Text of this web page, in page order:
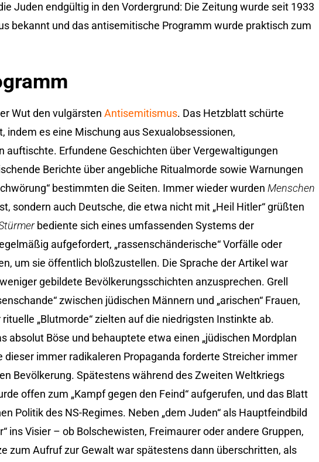
Juden endgültig in den Vordergrund: Die Zeitung wurde seit 1933
bekannt und das antisemitische Programm wurde praktisch zum
Wut den vulgärsten Antisemitismus. Das Hetzblatt schürte
indem es eine Mischung aus Sexualobsessionen,
Erfundene Geschichten über Vergewaltigungen
Berichte über angebliche Ritualmorde sowie Warnungen
bestimmten die Seiten. Immer wieder wurden Menschen
sondern auch Deutsche, die etwa nicht mit „Heil Hitler“ grüßten
bediente sich eines umfassenden Systems der
aufgefordert, „rassenschänderische“ Vorfälle oder
um sie öffentlich bloßzustellen. Die Sprache der Artikel war
gebildete Bevölkerungsschichten anzusprechen. Grell
zwischen jüdischen Männern und „arischen“ Frauen,
„Blutmorde“ zielten auf die niedrigsten Instinkte ab.
absolut Böse und behauptete etwa einen „jüdischen Mordplan
dieser immer radikaleren Propaganda forderte Streicher immer
Bevölkerung. Spätestens während des Zweiten Weltkriegs
offen zum „Kampf gegen den Feind“ aufgerufen, und das Blatt
Politik des NS-Regimes. Neben „dem Juden“ als Hauptfeindbild
ins Visier – ob Bolschewisten, Freimaurer oder andere Gruppen,
zum Aufruf zur Gewalt war spätestens dann überschritten, als